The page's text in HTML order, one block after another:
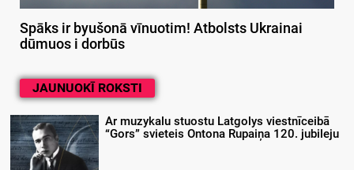
Spāks ir byušonā vīnuotim! Atbolsts Ukrainai
dūmuos i dorbūs
JAUNUOKĪ ROKSTI
Ar muzykalu stuostu Latgolys viestnīceibā
“Gors” svieteis Ontona Rupaiņa 120. jubileju